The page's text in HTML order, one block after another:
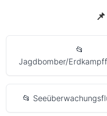
📂
Jagdbomber/
📂